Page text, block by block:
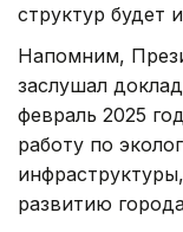
структур будет
Напомним,
заслушал
февраль 2025
работу по
развитию